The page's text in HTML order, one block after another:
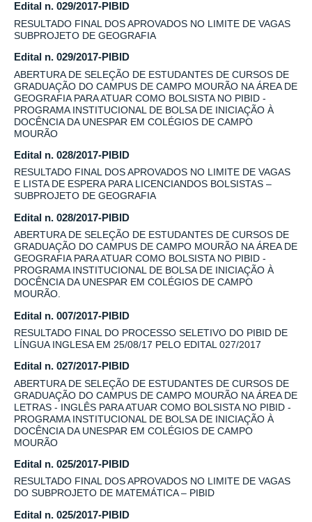
Edital n. 029/2017-PIBID
RESULTADO FINAL DOS APROVADOS NO LIMITE DE VAGAS
SUBPROJETO DE GEOGRAFIA
Edital n. 029/2017-PIBID
ABERTURA DE SELEÇÃO DE ESTUDANTES DE CURSOS DE
GRADUAÇÃO DO CAMPUS DE CAMPO MOURÃO NA ÁREA DE
GEOGRAFIA PARA ATUAR COMO BOLSISTA NO PIBID -
PROGRAMA INSTITUCIONAL DE BOLSA DE INICIAÇÃO À
DOCÊNCIA DA UNESPAR EM COLÉGIOS DE CAMPO
MOURÃO
Edital n. 028/2017-PIBID
RESULTADO FINAL DOS APROVADOS NO LIMITE DE VAGAS
E LISTA DE ESPERA PARA LICENCIANDOS BOLSISTAS –
SUBPROJETO DE GEOGRAFIA
Edital n. 028/2017-PIBID
ABERTURA DE SELEÇÃO DE ESTUDANTES DE CURSOS DE
GRADUAÇÃO DO CAMPUS DE CAMPO MOURÃO NA ÁREA DE
GEOGRAFIA PARA ATUAR COMO BOLSISTA NO PIBID -
PROGRAMA INSTITUCIONAL DE BOLSA DE INICIAÇÃO À
DOCÊNCIA DA UNESPAR EM COLÉGIOS DE CAMPO
MOURÃO.
Edital n. 007/2017-PIBID
RESULTADO FINAL DO PROCESSO SELETIVO DO PIBID DE
LÍNGUA INGLESA EM 25/08/17 PELO EDITAL 027/2017
Edital n. 027/2017-PIBID
ABERTURA DE SELEÇÃO DE ESTUDANTES DE CURSOS DE
GRADUAÇÃO DO CAMPUS DE CAMPO MOURÃO NA ÁREA DE
LETRAS - INGLÊS PARA ATUAR COMO BOLSISTA NO PIBID -
PROGRAMA INSTITUCIONAL DE BOLSA DE INICIAÇÃO À
DOCÊNCIA DA UNESPAR EM COLÉGIOS DE CAMPO
MOURÃO
Edital n. 025/2017-PIBID
RESULTADO FINAL DOS APROVADOS NO LIMITE DE VAGAS
DO SUBPROJETO DE MATEMÁTICA – PIBID
Edital n. 025/2017-PIBID